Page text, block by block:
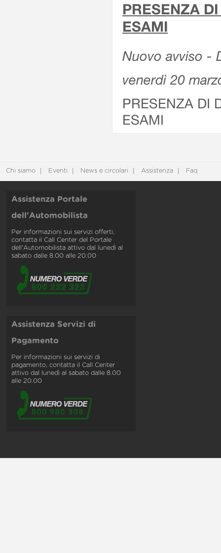
PRESENZA
ESAMI
Nuovo avviso -
venerdì 20
PRESENZA DI
ESAMI
Chi siamo Eventi News e circolari Assistenza Faq
Assistenza Portale
dell'Automobilista
Per informazioni sui servizi offerti,
contatta il Call Center del Portale
dell'Automobilista attivo dal lunedì al
sabato dalle 8.00 alle 20.00
Assistenza Servizi di
Pagamento
Per informazioni sui servizi di
pagamento, contatta il Call Center
attivo dal lunedì al sabato dalle 8.00
alle 20.00